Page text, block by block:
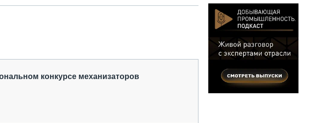
АВТОМАТИЗАЦИЯ И ТЕХНОЛОГИИ
конкурсе механизаторов